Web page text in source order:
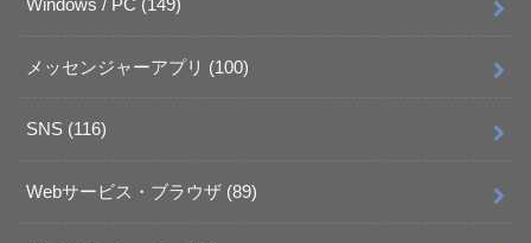
Windows / PC (149)
メッセンジャーアプリ (100)
SNS (116)
Webサービス・ブラウザ (89)